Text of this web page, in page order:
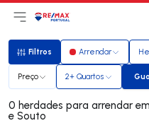
Abri menu principal
LogoIr para página
Filtros
Filtros Arrendar
Preço 2+ Quartos
0 herdades para arrendar em Aldeia do Mato
e Souto